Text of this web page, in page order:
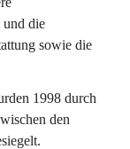
und die
sowie die
1998 durch
den